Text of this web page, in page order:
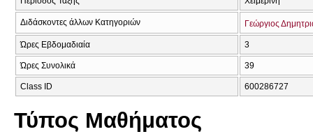
Διδάσκοντες άλλων Κατηγοριών Γεώργιος
Ώρες Εβδομαδιαία 3
Ώρες Συνολικά 39
Class ID 600286727
Τύπος Μαθήματος